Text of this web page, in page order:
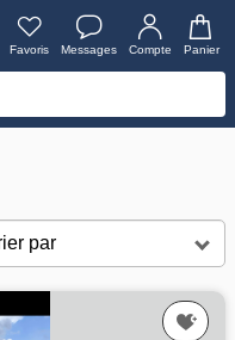
Favoris Messages Compte Panier